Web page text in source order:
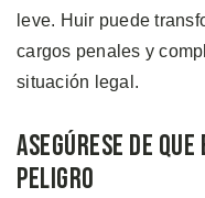
leve. Huir puede
cargos penales y
situación legal.
Asegúrese de
Peligro